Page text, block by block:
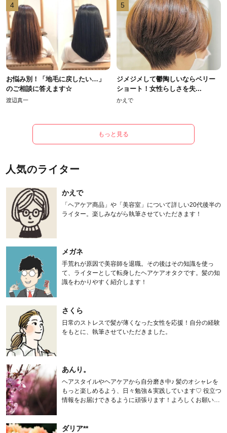
4
お悩み別！「地毛に戻したい…」
のご相談に答えます☆
渡辺真一
5
ジメジメして鬱陶しいならベリー
ショート！女性らしさを失...
かえで
もっと見る
人気のライター
かえで
「ヘアケア商品」や「美容室」について詳しい20代後半の
ライター。楽しみながら執筆させていただきます！
メガネ
手荒れが原因で美容師を退職。その後はその知識を使っ
て、ライターとして転身したヘアケアオタクです。髪の知
識をわかりやすく紹介します！
さくら
日常のストレスで髪が薄くなった女性を応援！自分の経験
をもとに、執筆させていただきました。
あんり。
ヘアスタイルやヘアケアから自分磨き中♪ 髪のオシャレを
もっと楽しめるよう、日々勉強＆実践しています♡ 役立つ
情報をお届けできるように頑張ります！よろしくお願いし
ダリア**